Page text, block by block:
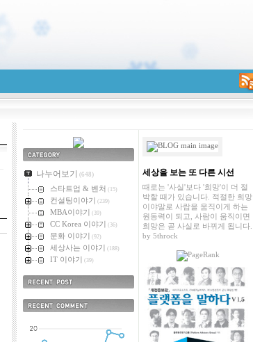
RSS
카테고리
나누어보기 (648)
스타트업 & 벤처 (15)
컨설팅이야기 (239)
MBA이야기 (39)
CC Korea 이야기 (36)
문화 이야기 (92)
세상사는 이야기 (188)
IT 이야기 (39)
세상을 보는 또 다른 시선
때로는 '사실'보다 '희망'이 더 절
박할 때가 있습니다. 적절한 희망
이야말로 사람을 움직이게 하는
원동력이 되고, 사람이 움직이면
희망은 곧 사실로 바뀌게 됩니다.
by 5throck